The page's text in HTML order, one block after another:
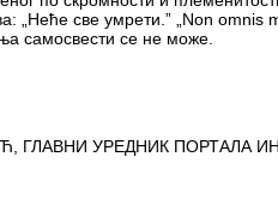
„Неће све умрети.” „Non omnis
самосвести се не може.
ГЛАВНИ УРЕДНИК ПОРТАЛА